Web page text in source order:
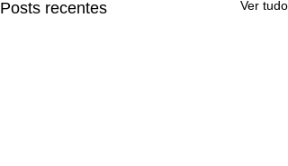
Posts recentes Ver tudo